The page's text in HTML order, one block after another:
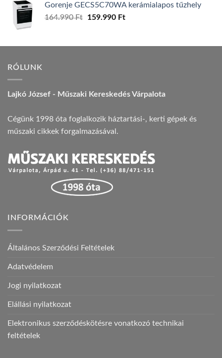
Gorenje GECS5C70WA kerámialapos tűzhely
164.990Ft
Original
164.990 Ft.
159.990 FtCurrent
159.990 Ft.
RÓLUNK
Lajkó József - Műszaki Kereskedés Várpalota
Cégünk 1998 óta foglalkozik háztartási-, kerti gépek és
műszaki cikkek forgalmazásával.
INFORMÁCIÓK
Általános Szerződési Feltételek
Adatvédelem
Jogi nyilatkozat
Elállási nyilatkozat
Elektronikus szerződéskötésre vonatkozó technikai
feltételek